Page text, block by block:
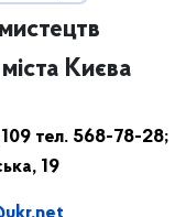
Києва
тел. 568-78-28;
19